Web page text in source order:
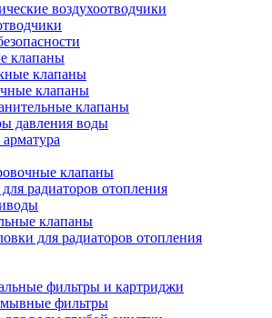
воздухоотводчики
клапаны
клапаны
клапаны
клапаны
давления воды
клапаны
радиаторов отопления
клапаны
для радиаторов отопления
фильтры и картриджи
фильтры